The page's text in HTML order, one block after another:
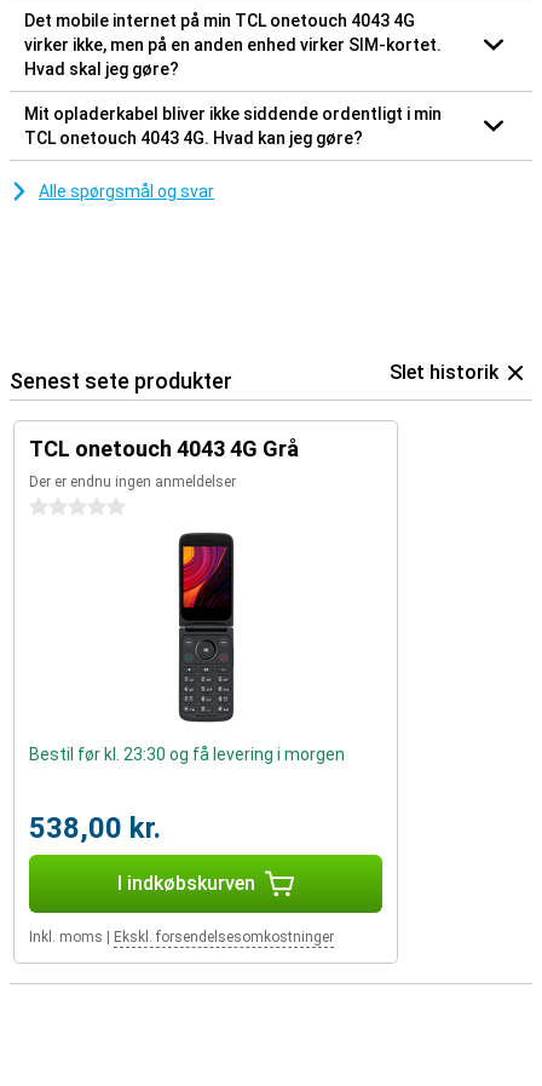
Det mobile internet på min TCL onetouch 4043 4G
virker ikke, men på en anden enhed virker SIM-kortet.
Hvad skal jeg gøre?
Mit opladerkabel bliver ikke siddende ordentligt i min
TCL onetouch 4043 4G. Hvad kan jeg gøre?
Alle spørgsmål og svar
Senest sete produkter Slet historik
TCL onetouch 4043 4G Grå
Der er endnu ingen anmeldelser
0 stjerner
Bestil før kl. 23:30 og få levering i morgen
538,00 kr.
I indkøbskurven
Inkl. moms Ekskl. forsendelsesomkostninger